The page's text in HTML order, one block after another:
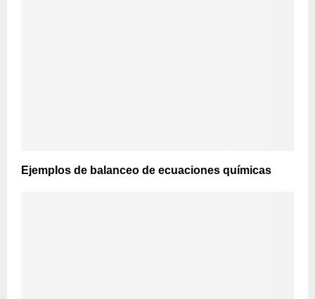
Ejemplos de balanceo de ecuaciones químicas